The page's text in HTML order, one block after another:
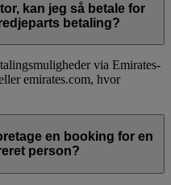
kan jeg så betale for
betaling?
via Emirates-
emirates.com, hvor
en booking for en
person?